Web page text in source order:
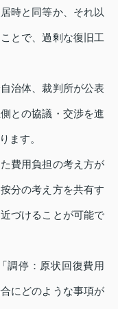
時と同等か、それ以
とで、過剰な復旧工
治体、裁判所が公表
との協議・交渉を進
ます。
費用負担の考え方が
分の考え方を共有す
づけることが可能で
調停：原状回復費用
にどのような事項が